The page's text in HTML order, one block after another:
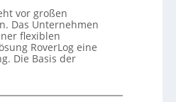
vor großen
Das Unternehmen
flexiblen
RoverLog eine
Die Basis der